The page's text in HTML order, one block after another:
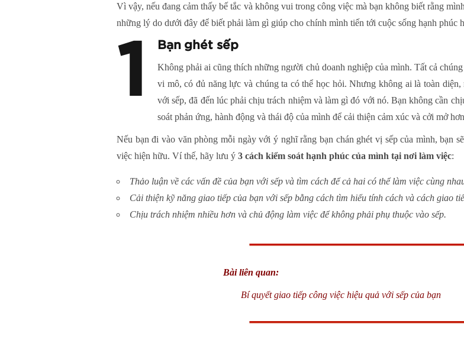
Vì vậy, nếu đang cảm thấy bế tắc và không vui trong công việc mà bạn không biết rằng
những lý do dưới đây để biết phải làm gì giúp cho chính mình tiến tới cuộc sống hạnh phúc
1 Bạn ghét sếp
Không phải ai cũng thích những người chủ doanh nghiệp của mình. Tất cả
vi mô, có đủ năng lực và chúng ta có thể học hỏi. Nhưng không ai là toàn
với sếp, đã đến lúc phải chịu trách nhiệm và làm gì đó với nó. Bạn không cần
soát phản ứng, hành động và thái độ của mình để cải thiện cảm xúc và cởi mở
Nếu bạn đi vào văn phòng mỗi ngày với ý nghĩ rằng bạn chán ghét vị sếp của mình, bạn
việc hiện hữu. Ví thế, hãy lưu ý 3 cách kiểm soát hạnh phúc của mình tại nơi làm việc:
Thảo luận về các vấn đề của bạn với sếp và tìm cách để cả hai có thể làm việc cùng
Cải thiện kỹ năng giao tiếp của bạn với sếp bằng cách tìm hiểu tính cách và cách giao
Chịu trách nhiệm nhiều hơn và chủ động làm việc để không phải phụ thuộc vào sếp.
Bài liên quan:
Bí quyết giao tiếp công việc hiệu quả với sếp của bạn